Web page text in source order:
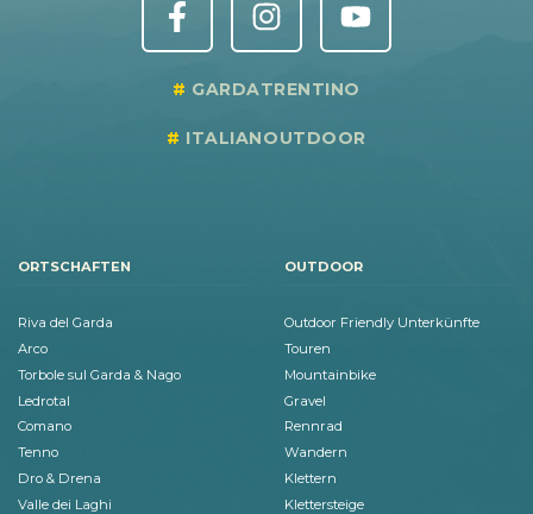
GARDATRENTINO
ITALIANOUTDOOR
ORTSCHAFTEN
Riva del Garda
Arco
Torbole sul Garda & Nago
Ledrotal
Comano
Tenno
Dro & Drena
Valle dei Laghi
OUTDOOR
Outdoor Friendly Unterkünfte
Touren
Mountainbike
Gravel
Rennrad
Wandern
Klettern
Klettersteige